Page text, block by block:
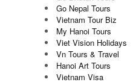
Go Nepal Tours
Vietnam Tour Biz
My Hanoi Tours
Viet Vision Holidays
Vn Tours & Travel
Hanoi Art Tours
Vietnam Visa